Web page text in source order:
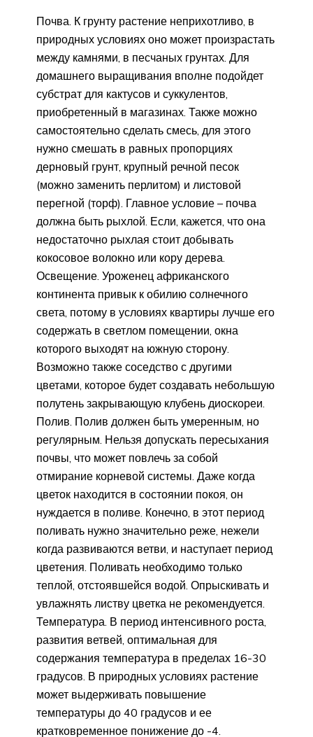
Почва. К грунту растение неприхотливо, в
природных условиях оно может произрастать
между камнями, в песчаных грунтах. Для
домашнего выращивания вполне подойдет
субстрат для кактусов и суккулентов,
приобретенный в магазинах. Также можно
самостоятельно сделать смесь, для этого
нужно смешать в равных пропорциях
дерновый грунт, крупный речной песок
(можно заменить перлитом) и листовой
перегной (торф). Главное условие – почва
должна быть рыхлой. Если, кажется, что она
недостаточно рыхлая стоит добывать
кокосовое волокно или кору дерева.
Освещение. Уроженец африканского
континента привык к обилию солнечного
света, потому в условиях квартиры лучше его
содержать в светлом помещении, окна
которого выходят на южную сторону.
Возможно также соседство с другими
цветами, которое будет создавать небольшую
полутень закрывающую клубень диоскореи.
Полив. Полив должен быть умеренным, но
регулярным. Нельзя допускать пересыхания
почвы, что может повлечь за собой
отмирание корневой системы. Даже когда
цветок находится в состоянии покоя, он
нуждается в поливе. Конечно, в этот период
поливать нужно значительно реже, нежели
когда развиваются ветви, и наступает период
цветения. Поливать необходимо только
теплой, отстоявшейся водой. Опрыскивать и
увлажнять листву цветка не рекомендуется.
Температура. В период интенсивного роста,
развития ветвей, оптимальная для
содержания температура в пределах 16-30
градусов. В природных условиях растение
может выдерживать повышение
температуры до 40 градусов и ее
кратковременное понижение до -4.